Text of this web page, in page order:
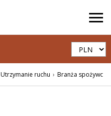
Utrzymanie ruchu Branża spożywcza